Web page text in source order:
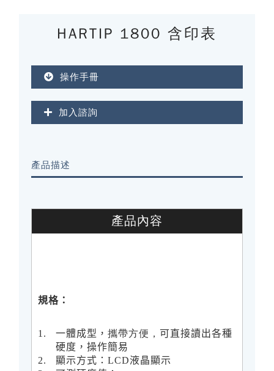
HARTIP 1800 含印表
操作手冊
加入諮詢
產品描述
產品內容
規格：
1. 一體成型，攜帶方便， 可直接讀出各種
硬度，操作簡易
2.
顯示方式：LCD液晶顯示